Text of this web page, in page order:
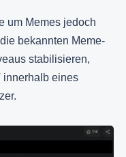
um Memes jedoch
bekannten Meme-
stabilisieren,
innerhalb eines